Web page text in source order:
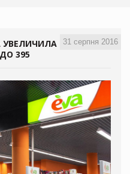
31 серпня 2016
УВЕЛИЧИЛА
395